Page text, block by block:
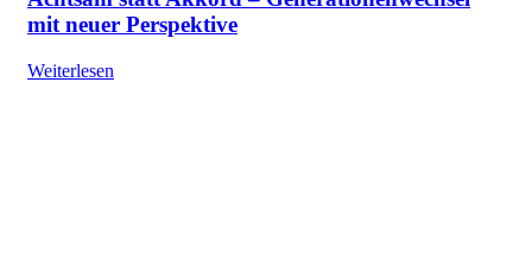
mit neuer Perspektive
Weiterlesen